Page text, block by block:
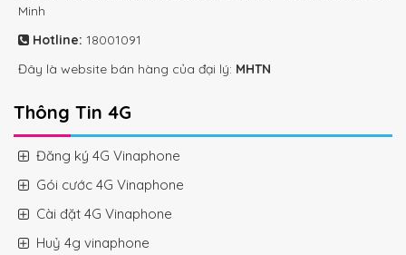
Minh
Hotline: 18001091
Đây là website bán hàng của đại lý: MHTN
Thông Tin 4G
Đăng ký 4G Vinaphone
Gói cước 4G Vinaphone
Cài đặt 4G Vinaphone
Huỷ 4g vinaphone